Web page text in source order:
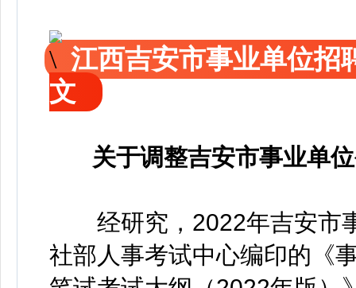
江西吉安市事业单位招
文
关于调整吉安市事业单
经研究，2022年吉安市
社部人事考试中心编印的《